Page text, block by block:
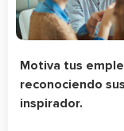
Motiva tus
reconociendo
inspirador.